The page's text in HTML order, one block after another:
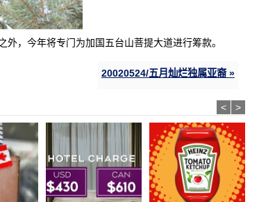
，今年将专门为加国五台山菩提大道进行筹款。
20020524/五月灿烂独属亚裔 »
< >